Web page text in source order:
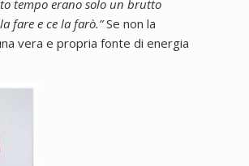
tempo erano solo un brutto
fare e ce la farò.” Se non la
vera e propria fonte di energia